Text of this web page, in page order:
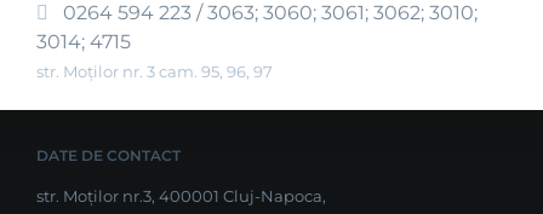
0264 594 223 / 3063; 3060; 3061; 3062; 3010;
3014; 4715
str. Moților nr. 3 cam. 95, 96, 97
DATE DE CONTACT
str. Moților nr.3, 400001 Cluj-Napoca,